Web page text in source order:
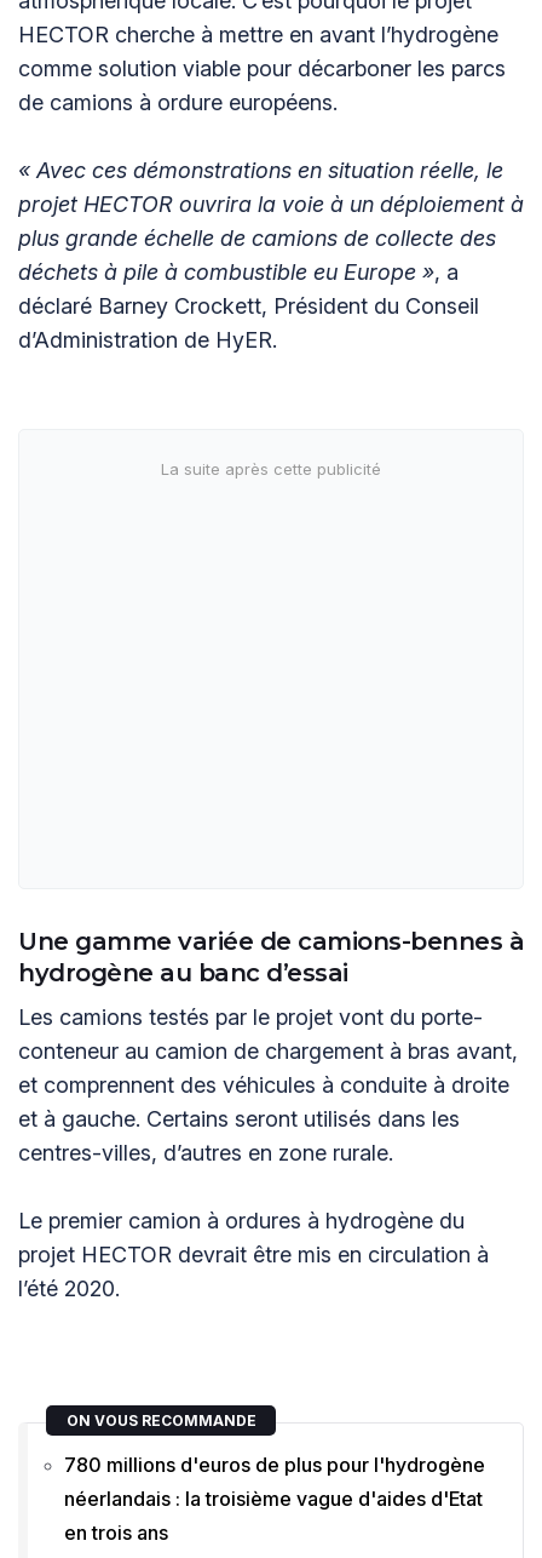
HECTOR cherche à mettre en avant l’hydrogène
comme solution viable pour décarboner les parcs
de camions à ordure européens.
« Avec ces démonstrations en situation réelle, le
projet HECTOR ouvrira la voie à un déploiement à
plus grande échelle de camions de collecte des
déchets à pile à combustible eu Europe », a
déclaré Barney Crockett, Président du Conseil
d’Administration de HyER.
Une gamme variée de camions-bennes à
hydrogène au banc d’essai
Les camions testés par le projet vont du porte-
conteneur au camion de chargement à bras avant,
et comprennent des véhicules à conduite à droite
et à gauche. Certains seront utilisés dans les
centres-villes, d’autres en zone rurale.
Le premier camion à ordures à hydrogène du
projet HECTOR devrait être mis en circulation à
l’été 2020.
ON VOUS RECOMMANDE
780 millions d'euros de plus pour l'hydrogène
néerlandais : la troisième vague d'aides d'Etat
en trois ans